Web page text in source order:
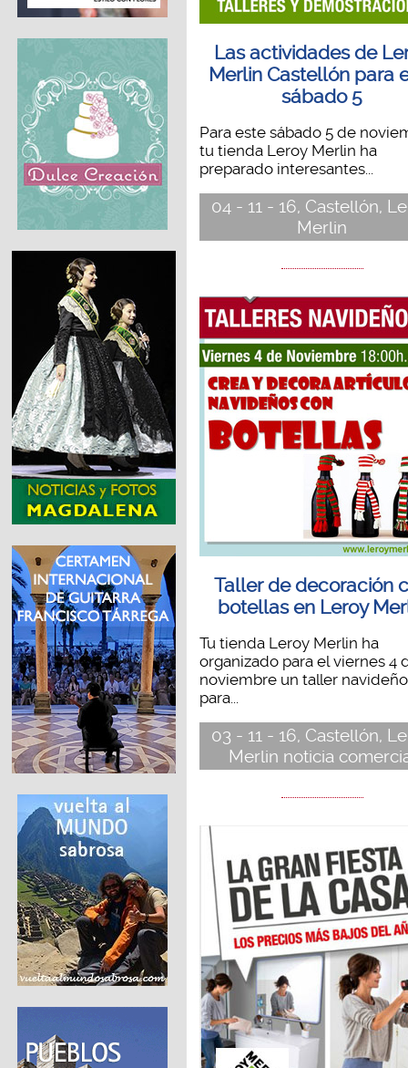
Las actividades de
Merlin Castellón para
sábado 5
Para este sábado 5 de
tu tienda Leroy Merlin ha
preparado interesantes...
04 - 11 - 16, Castellón,
Merlin
Taller de decoración
botellas en Leroy
Tu tienda Leroy Merlin ha
organizado para el viernes 4
noviembre un taller navideño
para...
03 - 11 - 16, Castellón,
Merlin noticia